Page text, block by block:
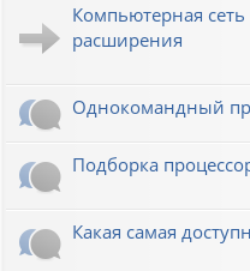
Компьютерная
расширения
Однокомандный
Подборка
Какая самая